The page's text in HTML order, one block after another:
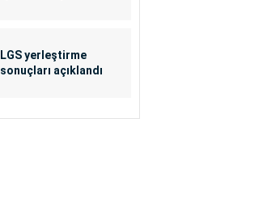
LGS yerleştirme
sonuçları açıklandı